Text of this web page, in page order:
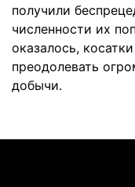
получили
численности их
оказалось,
преодолевать
добычи.